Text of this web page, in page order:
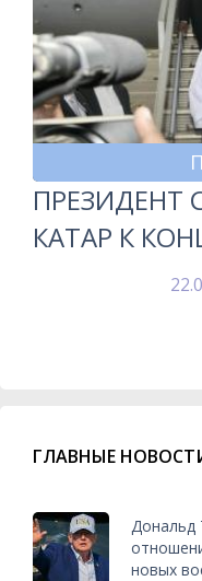
ПРЕЗИДЕНТ
КАТАР К
ГЛАВНЫЕ
Дональд
новых